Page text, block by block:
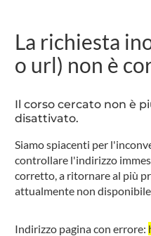
La richiesta
o url) non è
Il corso cercato non è
disattivato.
Siamo spiacenti per
controllare l'indirizzo
corretto, a ritornare al più
attualmente non
Indirizzo pagina con errore: